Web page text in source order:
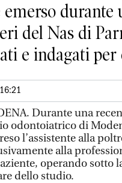
emerso
del Nas di
e indagati per
Durante una
odontoiatrico di
l’assistente alla
alla
operando sotto
dello studio.